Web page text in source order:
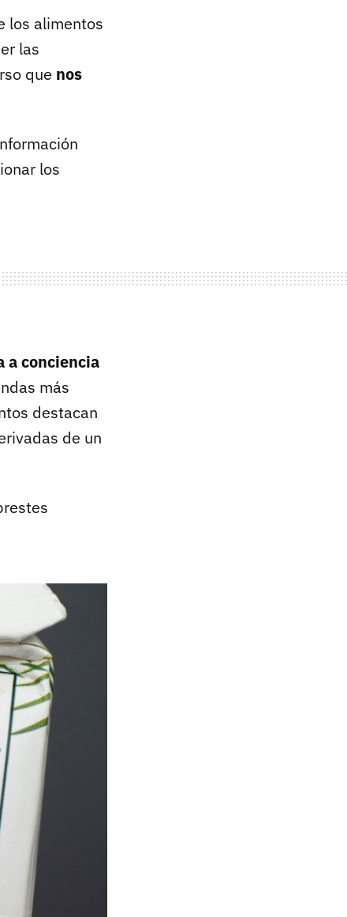
los alimentos
las
que nos
los
a conciencia
más
destacan
de un